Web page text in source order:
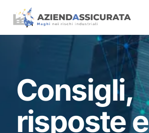
Consigli,
risposte e